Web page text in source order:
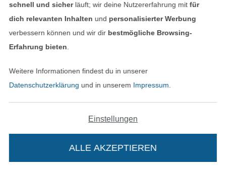
In deinen Warenkorb
Datenschutz
Kontakt
In den deutschen Shop wechseln (aktuell
schnell und sicherläuft; wir deine Nutzererfahrung mitfür
dich relevanten Inhalten und personalisierter Werbung
verbessern können und wir dir bestmögliche Browsing-
Erfahrung bieten
Weitere Informationen findest du in unserer
Datenschutzerklärung und in unserem Impressum
Einstellungen
ALLE AKZEPTIEREN